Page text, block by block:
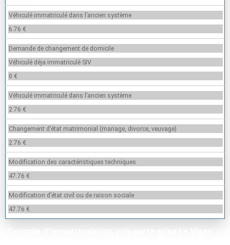
Véhiculé immatriculé dans l’ancien système
6.76 €
Demande de changement de domicile
Véhiculé déja immatriculé SIV
0 €
Véhiculé immatriculé dans l’ancien système
2.76 €
Changement d’état matrimonial (mariage, divorce, veuvage)
2.76 €
Modification des caractéristiques techniques
47.76 €
Modification d’état civil ou de raison sociale
47.76 €